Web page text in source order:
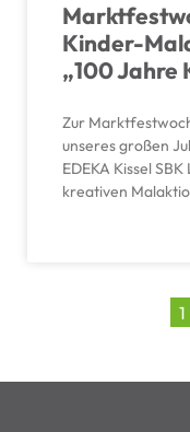
Kinder-
„100 Jahre
Zur
unseres großen
EDEKA Kissel
kreativen
1